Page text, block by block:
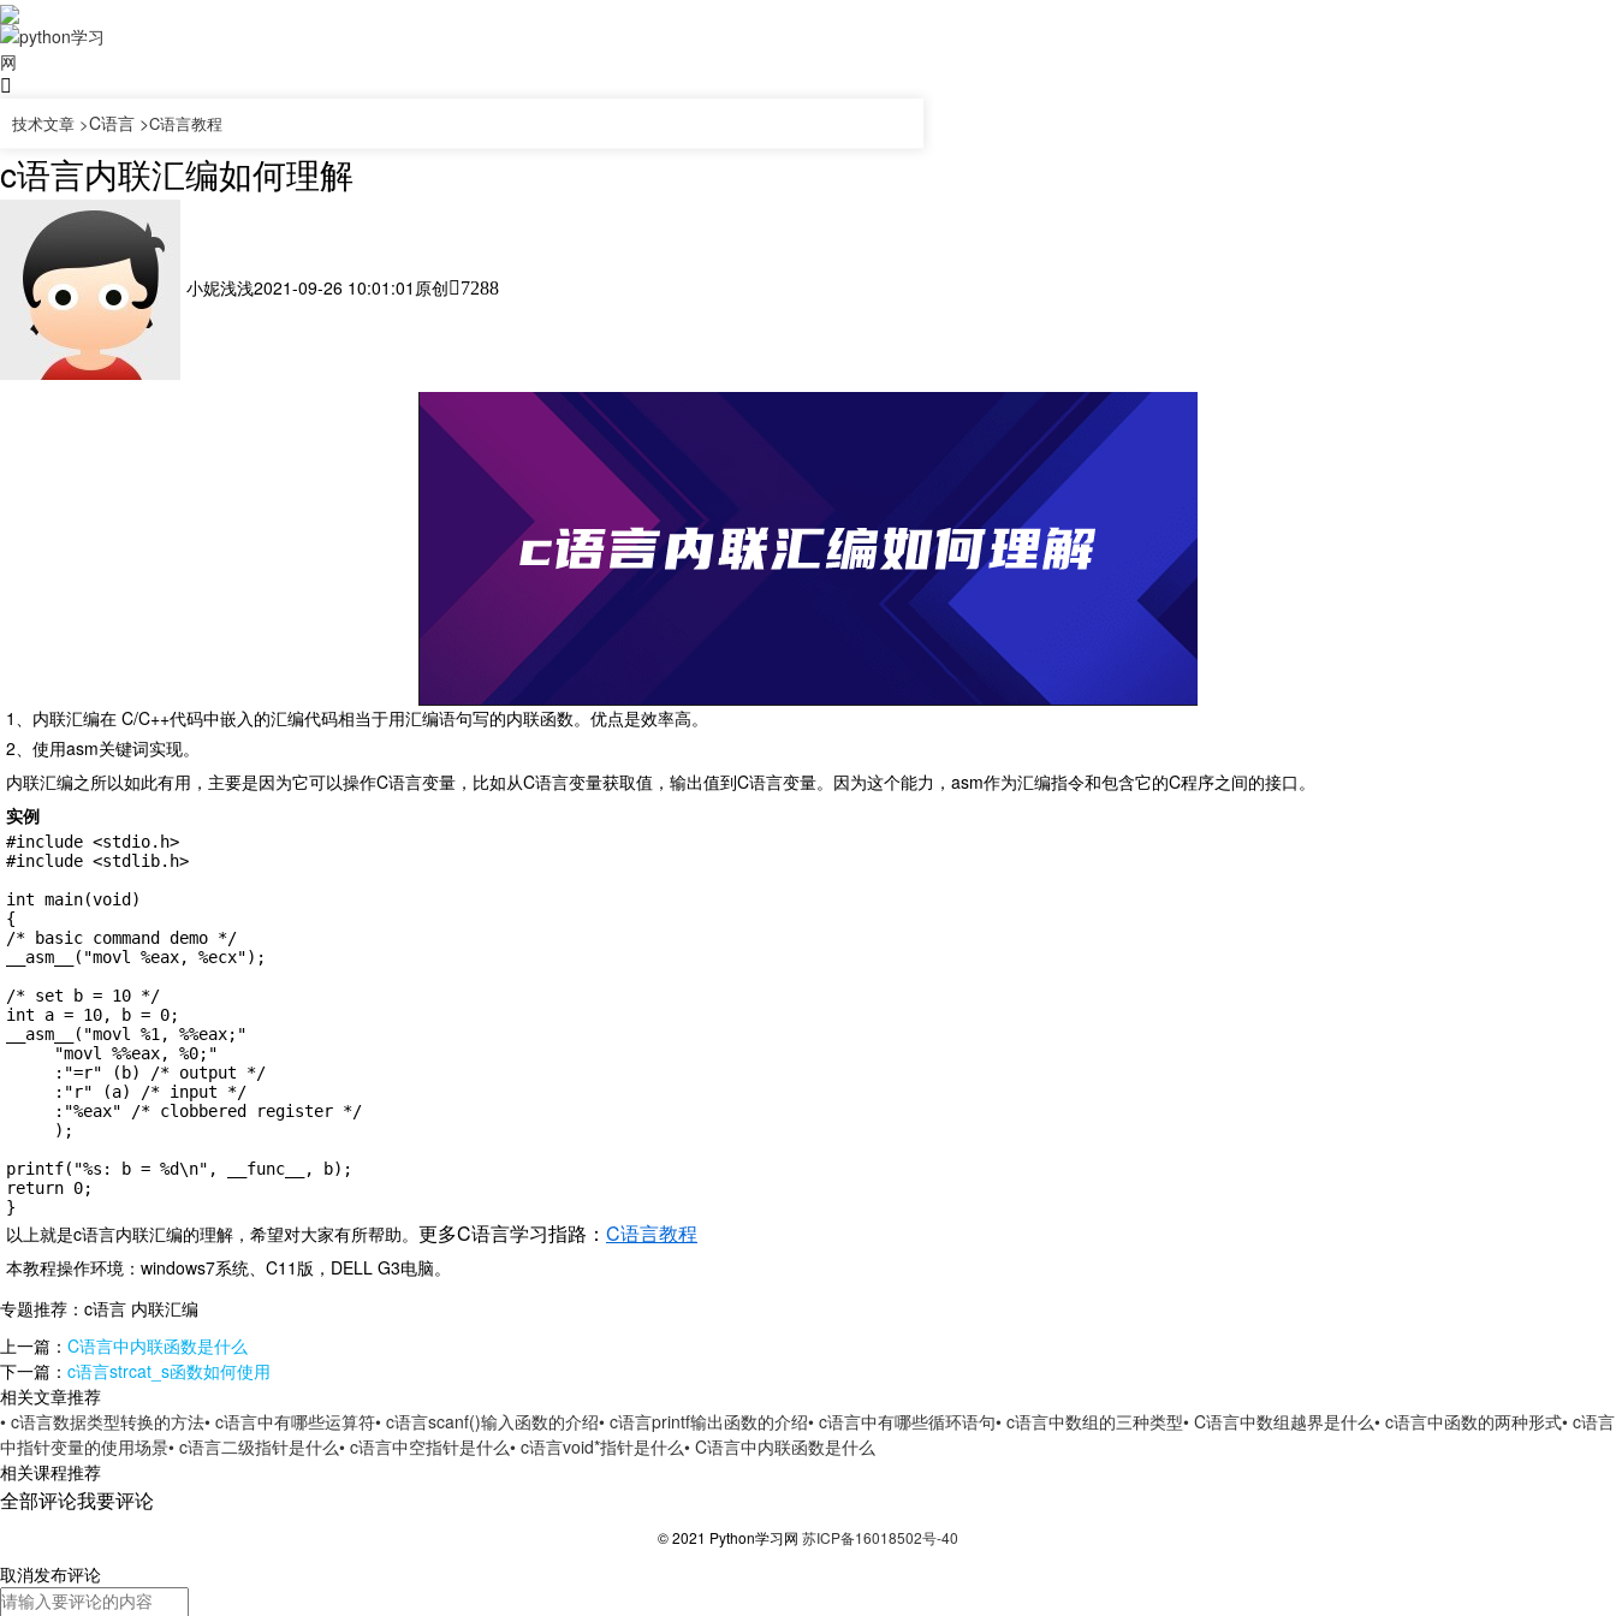
技术文章 >C语言 >C语言教程
c语言内联汇编如何理解
小妮浅浅2021-09-26 10:01:01 原创 7288
1、内联汇编在 C/C++代码中嵌入的汇编代码相当于用汇编语句写的内联函数。优点是效率高。
2、使用asm关键词实现。
内联汇编之所以如此有用，主要是因为它可以操作C语言变量，比如从C语言变量获取值，输出值到C语言变量。因为这个能力，asm作为汇编指令和包含它的C程序之间的接口。
实例
#include <stdio.h>
#include <stdlib.h>
int main(void)
{
/* basic command demo */
__asm__("movl %eax, %ecx");
/* set b = 10 */
int a = 10, b = 0;
__asm__("movl %1, %%eax;"
printf("%s: b = %d\n", __func__, b);
return 0;
}
以上就是c语言内联汇编的理解，希望对大家有所帮助。 更多C语言学习指路： C语言教程
本教程操作环境：windows7系统、C11版，DELL G3电脑。
专题推荐： c语言 内联汇编
上一篇： C语言中内联函数是什么
下一篇： c语言strcat_s函数如何使用
相关文章推荐
• c语言数据类型转换的方法• c语言中有哪些运算符• c语言scanf()输入函数的介绍• c语言printf输出函数的介绍• c语言中有哪些循环语句• c语言中数组的三种类型• C语言中数组越界是什么• c语言中函数的两种形式• c语言
中指针变量的使用场景• c语言二级指针是什么• c语言中空指针是什么• c语言void*指针是什么• C语言中内联函数是什么
相关课程推荐
全部评论我要评论
© 2021 Python学习网 苏ICP备16018502号-40
取消发布评论